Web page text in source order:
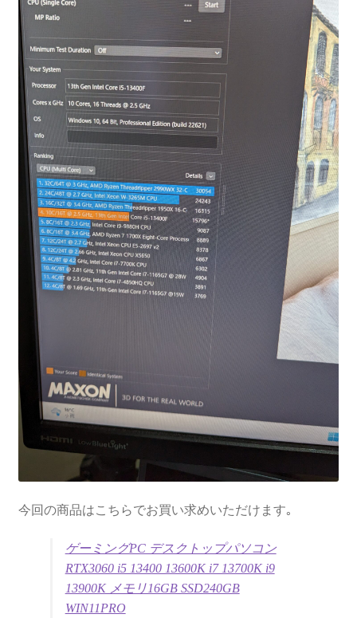
今回の商品はこちらでお買い求めいただけます｡
ゲーミングPC デスクトップパソコン
RTX3060 i5 13400 13600K i7 13700K i9
13900K メモリ16GB SSD240GB
WIN11PRO